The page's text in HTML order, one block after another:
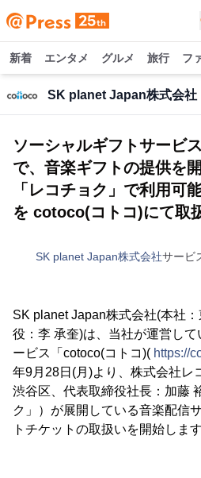
新着 エンタメ グルメ 旅行 フ
SK planet Japan株式会社
ソーシャルギフトサービ
で、音楽ギフトの提供を
「レコチョク」で利用可
を cotoco(コトコ)にて取
SK planet Japan株式会社サービ
SK planet Japan株式会社(本社
役：李 承奎)は、当社が運営し
ービス「cotoco(コトコ)( https://
年9月28日(月)より、株式会社レ
渋谷区、代表取締役社長：加藤
ク」）が展開している音楽配信
トチケットの取扱いを開始します